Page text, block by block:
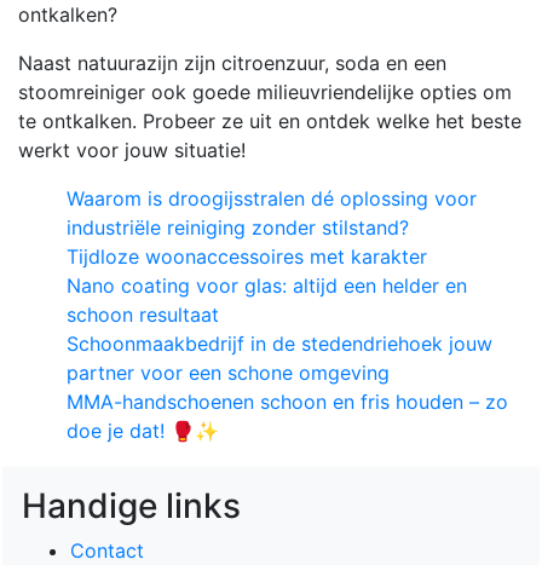
ontkalken?
Naast natuurazijn zijn citroenzuur, soda en een
stoomreiniger ook goede milieuvriendelijke opties om
te ontkalken. Probeer ze uit en ontdek welke het beste
werkt voor jouw situatie!
Waarom is droogijsstralen dé oplossing voor
industriële reiniging zonder stilstand?
Tijdloze woonaccessoires met karakter
Nano coating voor glas: altijd een helder en
schoon resultaat
Schoonmaakbedrijf in de stedendriehoek jouw
partner voor een schone omgeving
MMA-handschoenen schoon en fris houden – zo
doe je dat! 🥊✨
Handige links
Contact